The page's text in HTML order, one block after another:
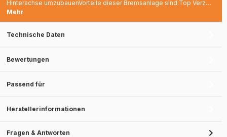
Hinterachse umzubauenVorteile dieser Bremsanlage sind:Top Verz…
Mehr
Technische Daten
Bewertungen
Passend für
Herstellerinformationen
Fragen & Antworten